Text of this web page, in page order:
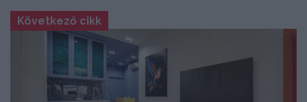
Következő cikk